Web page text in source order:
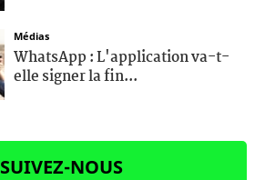
Médias
WhatsApp : L'application va-t-
elle signer la fin...
SUIVEZ-NOUS